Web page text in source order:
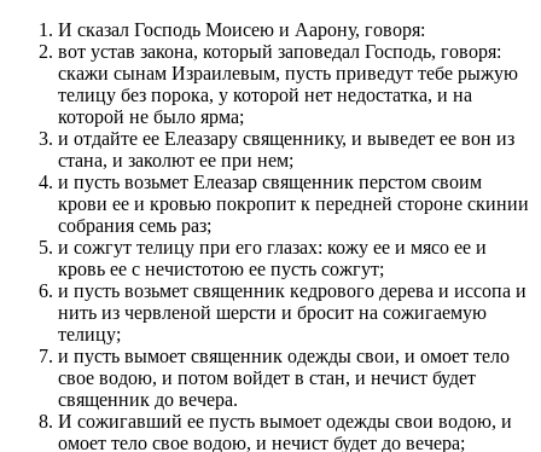
И сказал Господь Моисею и Аарону, говоря:
вот устав закона, который заповедал Господь, говоря:
скажи сынам Израилевым, пусть приведут тебе рыжую
телицу без порока, у которой нет недостатка, и на
которой не было ярма;
и отдайте ее Елеазару священнику, и выведет ее вон из
стана, и заколют ее при нем;
и пусть возьмет Елеазар священник перстом своим
крови ее и кровью покропит к передней стороне скинии
собрания семь раз;
и сожгут телицу при его глазах: кожу ее и мясо ее и
кровь ее с нечистотою ее пусть сожгут;
и пусть возьмет священник кедрового дерева и иссопа и
нить из червленой шерсти и бросит на сожигаемую
телицу;
и пусть вымоет священник одежды свои, и омоет тело
свое водою, и потом войдет в стан, и нечист будет
священник до вечера.
И сожигавший ее пусть вымоет одежды свои водою, и
омоет тело свое водою, и нечист будет до вечера;